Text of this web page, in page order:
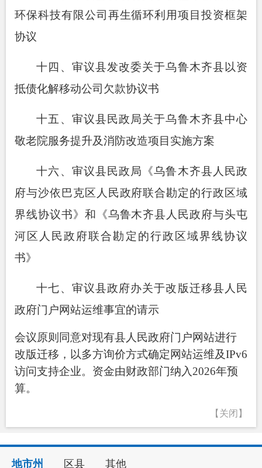
环保科技有限公司再生循环利用项目投资框架
协议
十四、审议县发改委关于乌鲁木齐县以资
抵债化解移动公司欠款协议书
十五、审议县民政局关于乌鲁木齐县中心
敬老院服务提升及消防改造项目实施方案
十六、审议县民政局《乌鲁木齐县人民政
府与沙依巴克区人民政府联合勘定的行政区域
界线协议书》和《乌鲁木齐县人民政府与头屯
河区人民政府联合勘定的行政区域界线协议
书》
十七、审议县政府办关于改版迁移县人民
政府门户网站运维事宜的请示
会议原则同意对现有县人民政府门户网站进行
改版迁移，以多方询价方式确定网站运维及IPv6
访问支持企业。资金由财政部门纳入 2026年预
算。
【关闭】
地市州 区县 其他